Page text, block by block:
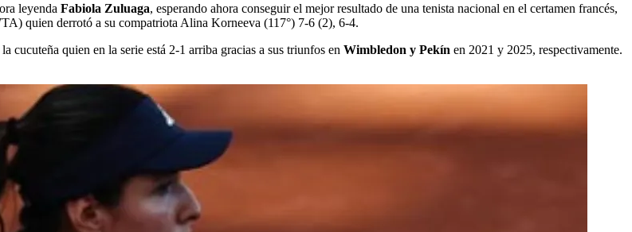
leyenda Fabiola Zuluaga, esperando ahora conseguir el mejor resultado de una tenista nacional en el certamen francés,
quien derrotó a su compatriota Alina Korneeva (117°) 7-6 (2), 6-4.
cucuteña quien en la serie está 2-1 arriba gracias a sus triunfos en Wimbledon y Pekín en 2021 y 2025, respectivamente.